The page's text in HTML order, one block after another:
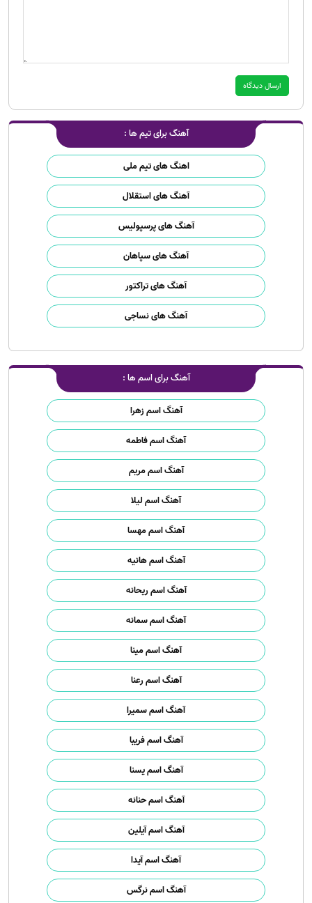
آهنگ برای تیم ها :
اهنگ های تیم ملی
آهنگ های استقلال
آهنگ های پرسپولیس
آهنگ های سپاهان
آهنگ های تراکتور
آهنگ های نساجی
آهنگ برای اسم ها :
آهنگ اسم زهرا
آهنگ اسم فاطمه
آهنگ اسم مریم
آهنگ اسم لیلا
آهنگ اسم مهسا
آهنگ اسم هانیه
آهنگ اسم ریحانه
آهنگ اسم سمانه
آهنگ اسم مینا
آهنگ اسم رعنا
آهنگ اسم سمیرا
آهنگ اسم فریبا
آهنگ اسم یسنا
آهنگ اسم حنانه
آهنگ اسم آیلین
آهنگ اسم آیدا
آهنگ اسم نرگس